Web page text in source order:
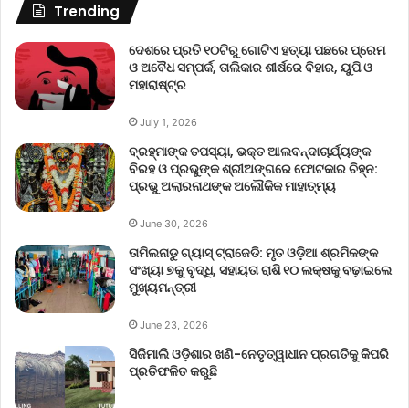
Trending
ଦେଶରେ ପ୍ରତି ୧୦ଟିରୁ ଗୋଟିଏ ହତ୍ୟା ପଛରେ ପ୍ରେମ
ଓ ଅବୈଧ ସମ୍ପର୍କ, ତାଲିକାର ଶୀର୍ଷରେ ବିହାର, ୟୁପି ଓ
ମହାରାଷ୍ଟ୍ର
July 1, 2026
ବ୍ରହ୍ମାଙ୍କ ତପସ୍ୟା, ଭକ୍ତ ଆଲବନ୍ଦାଚାର୍ଯ୍ୟଙ୍କ
ବିରହ ଓ ପ୍ରଭୁଙ୍କ ଶ୍ରୀଅଙ୍ଗରେ ଫୋଟକାର ଚିହ୍ନ:
ପ୍ରଭୁ ଅଲାରନାଥଙ୍କ ଅଲୌକିକ ମାହାତ୍ମ୍ୟ
June 30, 2026
ତାମିଲନାଡୁ ଗ୍ୟାସ୍ ଟ୍ରାଜେଡି: ମୃତ ଓଡ଼ିଆ ଶ୍ରମିକଙ୍କ
ସଂଖ୍ୟା ୭କୁ ବୃଦ୍ଧି, ସହାୟତା ରାଶି ୧୦ ଲକ୍ଷକୁ ବଢ଼ାଇଲେ
ମୁଖ୍ୟମନ୍ତ୍ରୀ
June 23, 2026
ସିଜିମାଲି ଓଡ଼ିଶାର ଖଣି-ନେତୃତ୍ୱାଧୀନ ପ୍ରଗତିକୁ କିପରି
ପ୍ରତିଫଳିତ କରୁଛି